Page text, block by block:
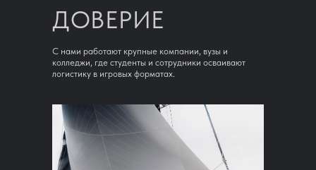
С нами работают крупные компании, вузы и
колледжи, где студенты и сотрудники осваивают
логистику в игровых форматах.
ДОВЕРИЕ